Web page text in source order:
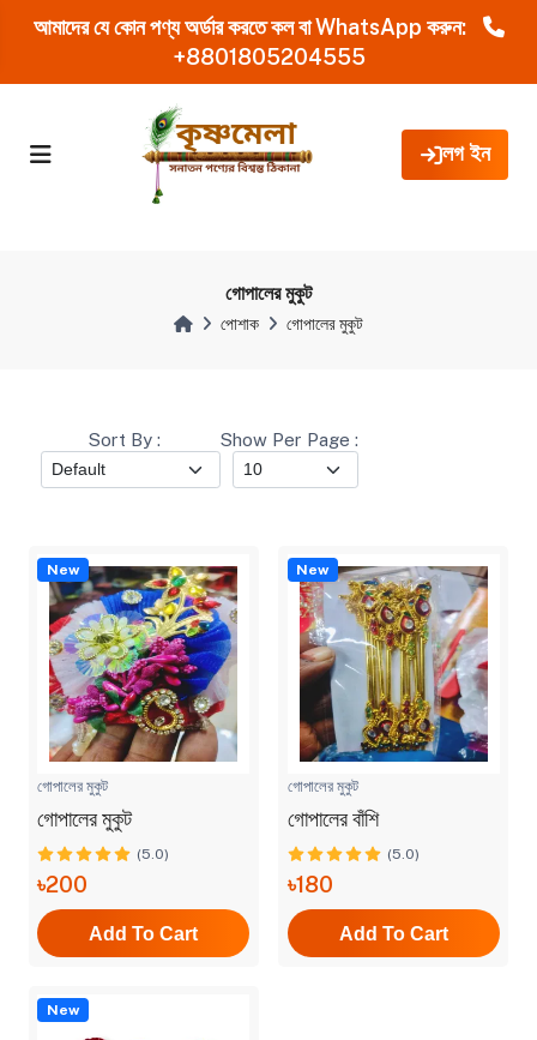
আমাদের যে কোন পণ্য অর্ডার করতে কল বা WhatsApp করুন:
+8801805204555
লগ ইন
গোপালের মুকুট
পোশাক গোপালের মুকুট
Sort By : Show Per Page :
New
গোপালের মুকুট
গোপালের মুকুট
(5.0)
৳200
Add To Cart
New
গোপালের মুকুট
গোপালের বাঁশি
(5.0)
৳180
Add To Cart
New